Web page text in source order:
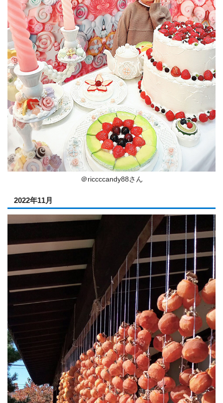
＠riccccandy88さん
2022年11月